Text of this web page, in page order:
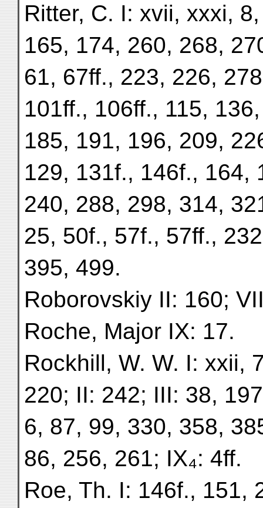
Ritter, C. I: xvii, xxxi,
165, 174, 260, 268,
61, 67ff., 223, 226,
101ff., 106ff., 115,
185, 191, 196, 209,
129, 131f., 146f., 164,
240, 288, 298, 314,
25, 50f., 57f., 57ff.,
395, 499.
Roborovskiy II: 160;
Roche, Major IX: 17.
Rockhill, W. W. I: xxii,
220; II: 242; III: 38,
6, 87, 99, 330, 358,
86, 256, 261; IX₄: 4ff.
Roe, Th. I: 146f., 151,